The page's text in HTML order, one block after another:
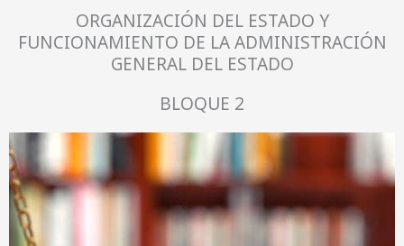
ORGANIZACIÓN DEL ESTADO Y
FUNCIONAMIENTO DE LA ADMINISTRACIÓN
GENERAL DEL ESTADO
BLOQUE 2